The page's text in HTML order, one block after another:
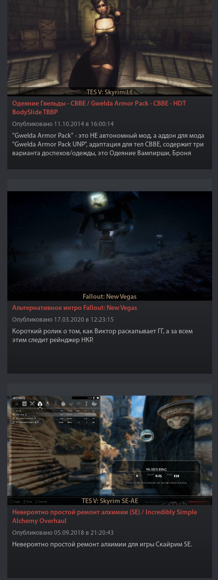
TES V: Skyrim LE
Одеяние Гвельды - CBBE / Gwelda Armor Pack - CBBE - HDT
BodySlide TBBP
Опубликовано 11.10.2014 в 16:00:14
"Gwelda Armor Pack" - это НЕ автономный мод, а аддон для мода
"Gwelda Armor Pack UNP", адаптация для тел CBBE, содержит три
варианта доспехов/одежды, это Одеяние Вампирши, Броня
различные цветовые комбинации для волос и так далее.
Fallout: New Vegas
Альтернативное интро Fallout: New Vegas
Опубликовано 17.03.2020 в 12:23:15
Короткий ролик о том, как Виктор раскапывает ГГ, а за всем
этим следит рейнджер НКР.
TES V: Skyrim SE-AE
Невероятно простой ремонт алхимии (SE) / Incredibly Simple
Alchemy Overhaul
Опубликовано 05.09.2018 в 21:20:43
Невероятно простой ремонт алхимии для игры Скайрим SE.